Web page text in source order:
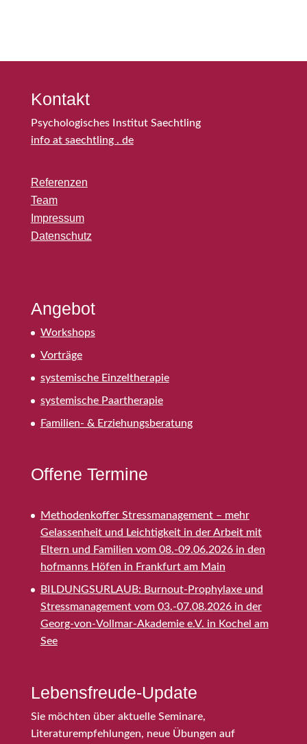
Kontakt
Psychologisches Institut Saechtling
info at saechtling . de
Referenzen
Team
Impressum
Datenschutz
Angebot
Workshops
Vorträge
systemische Einzeltherapie
systemische Paartherapie
Familien- & Erziehungsberatung
Offene Termine
Methodenkoffer Stressmanagement – mehr
Gelassenheit und Leichtigkeit in der Arbeit mit
Eltern und Familien vom 08.-09.06.2026 in den
hofmanns Höfen in Frankfurt am Main
BILDUNGSURLAUB: Burnout-Prophylaxe und
Stressmanagement vom 03.-07.08.2026 in der
Georg-von-Vollmar-Akademie e.V. in Kochel am
See
Lebensfreude-Update
Sie möchten über aktuelle Seminare,
Literaturempfehlungen, neue Übungen auf